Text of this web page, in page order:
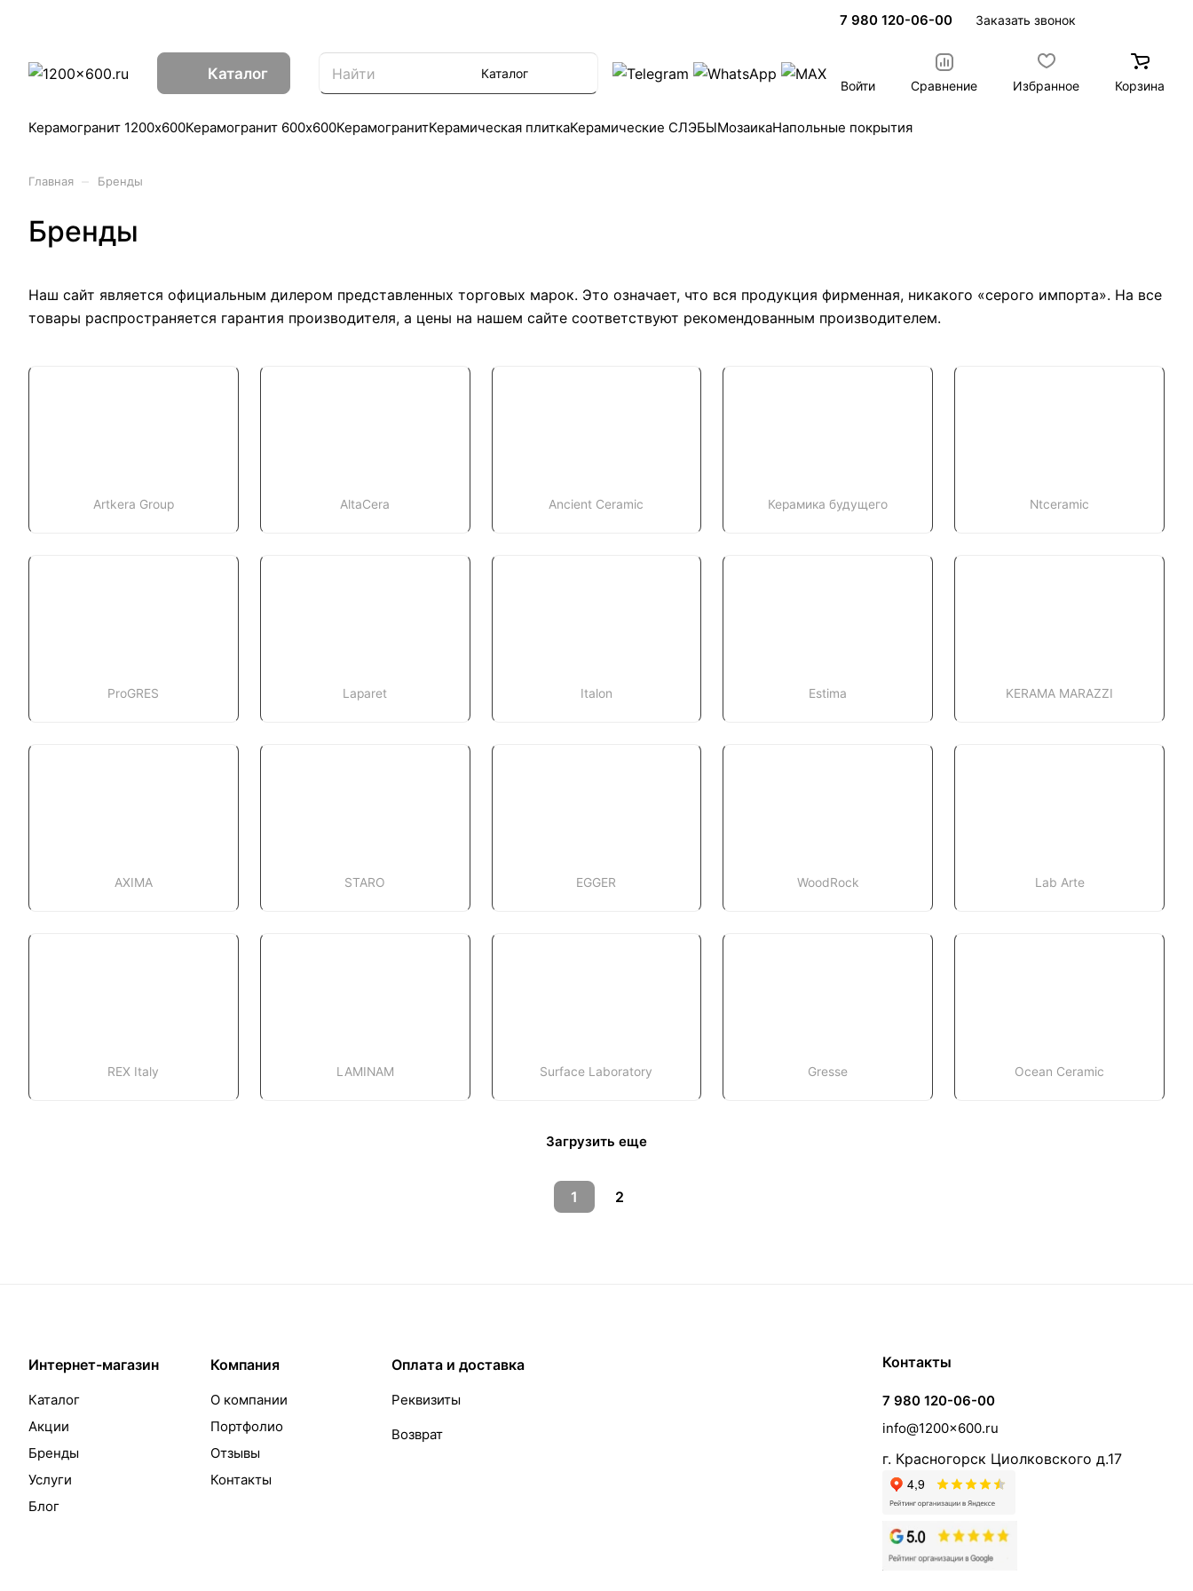
7 980 120-06-00 Заказать звонок
Каталог
Каталог
Войти
Сравнение Избранное Корзина
Керамогранит 1200х600Керамогранит 600х600КерамогранитКерамическая плиткаКерамические СЛЭБЫМозаикаНапольные покрытия
Главная Бренды
Бренды
Наш сайт является официальным дилером представленных торговых марок. Это означает, что вся продукция фирменная, никакого «серого импорта». На все
товары распространяется гарантия производителя, а цены на нашем сайте соответствуют рекомендованным производителем.
Artkera Group AltaCera Ancient Ceramic Керамика будущего Ntceramic
ProGRES Laparet Italon Estima KERAMA MARAZZI
AXIMA STARO EGGER WoodRock Lab Arte
REX Italy LAMINAM Surface Laboratory Gresse Ocean Ceramic
Загрузить еще
1 2
Интернет-магазин
Каталог
Акции
Бренды
Услуги
Блог
Компания
О компании
Портфолио
Отзывы
Контакты
Оплата и доставка
Реквизиты
Возврат
Контакты
7 980 120-06-00
info@1200x600.ru
г. Красногорск Циолковского д.17